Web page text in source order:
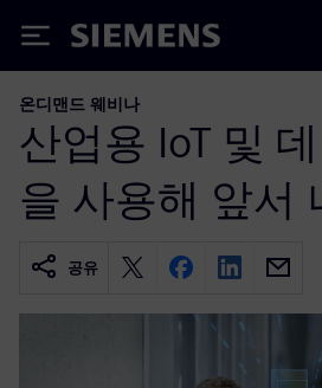
Siemens
온디맨드 웨비나
산업용 IoT 및
을 사용해 앞서
공유